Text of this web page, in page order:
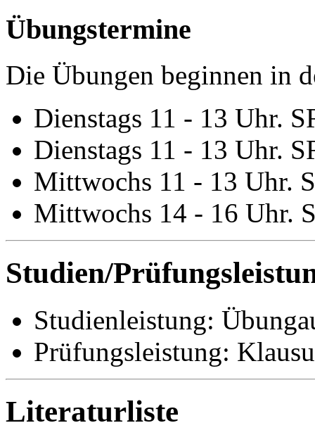
Übungstermine
Die Übungen beginnen in
Dienstags 11 - 13 Uhr.
Dienstags 11 - 13 Uhr.
Mittwochs 11 - 13 Uhr.
Mittwochs 14 - 16 Uhr.
Studien/
Studienleistung:
Prüfungsleistung:
Literaturliste